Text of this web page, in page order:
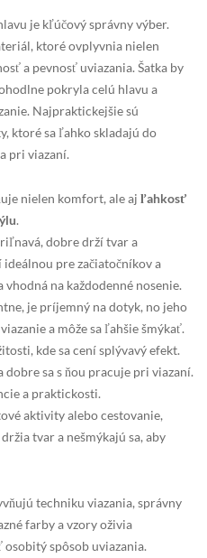
je kľúčový správny výber.
ktoré ovplyvnia nielen
a pevnosť uviazania. Šatka by
pokryla celú hlavu a
Najpraktickejšie sú
ktoré sa ľahko skladajú do
pri viazaní.
nielen komfort, ale aj ľahkosť
.
dobre drží tvar a
pre začiatočníkov a
na každodenné nosenie.
je príjemný na dotyk, no jeho
a môže sa ľahšie šmýkať.
kde sa cení splývavý efekt.
dobre sa s ňou pracuje pri viazaní.
a praktickosti.
aktivity alebo cestovanie,
tvar a nešmýkajú sa, aby
techniku viazania, správny
farby a vzory oživia
spôsob uviazania.